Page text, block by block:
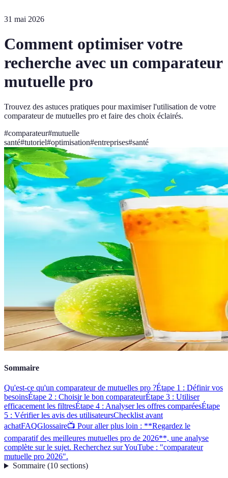
31 mai 2026
Comment optimiser votre
recherche avec un comparateur
mutuelle pro
Trouvez des astuces pratiques pour maximiser l'utilisation de votre
comparateur de mutuelles pro et faire des choix éclairés.
#comparateur#mutuelle
santé#tutoriel#optimisation#entreprises#santé
Sommaire
Qu'est-ce qu'un comparateur de mutuelles pro ?Étape 1 : Définir vos
besoinsÉtape 2 : Choisir le bon comparateurÉtape 3 : Utiliser
efficacement les filtresÉtape 4 : Analyser les offres comparéesÉtape
5 : Vérifier les avis des utilisateursChecklist avant
achatFAQGlossaire📺 Pour aller plus loin : **Regardez le
comparatif des meilleures mutuelles pro de 2026**, une analyse
complète sur le sujet. Recherchez sur YouTube : "comparateur
mutuelle pro 2026".
Sommaire(10 sections)